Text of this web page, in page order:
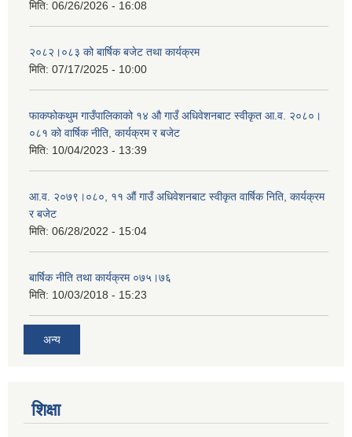
मिति: 06/26/2026 - 16:08
२०८२।०८३ को बार्षिक बजेट तथा कार्यक्रम
मिति: 07/17/2025 - 10:00
फाकफोकथुम गाउँपालिकाको १४ औ गाउँ अधिवेशनबाट स्वीकृत आ.व. २०८०।
०८१ को वार्षिक नीति, कार्यक्रम र बजेट
मिति: 10/04/2023 - 13:39
आ.व. २०७९।०८०, ११ औं गाउँ अधिवेशनबाट स्वीकृत वार्षिक निति, कार्यक्रम
र बजेट
मिति: 06/28/2022 - 15:04
बार्षिक नीति तथा कार्यक्रम ०७५।७६
मिति: 10/03/2018 - 15:23
अन्य
शिक्षा